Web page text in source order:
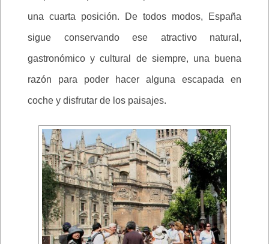
una cuarta posición. De todos modos, España
sigue conservando ese atractivo natural,
gastronómico y cultural de siempre, una buena
razón para poder hacer alguna escapada en
coche y disfrutar de los paisajes.